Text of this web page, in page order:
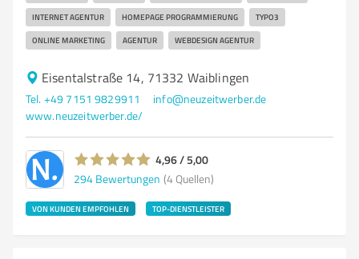
INTERNET AGENTUR HOMEPAGE PROGRAMMIERUNG TYPO3
ONLINE MARKETING AGENTUR WEBDESIGN AGENTUR
Eisentalstraße 14, 71332 Waiblingen
Tel. +49 7151 9829911
info@neuzeitwerber.de
www.neuzeitwerber.de/
4,96 / 5,00
294 Bewertungen (4 Quellen)
VON KUNDEN EMPFOHLEN TOP-DIENSTLEISTER